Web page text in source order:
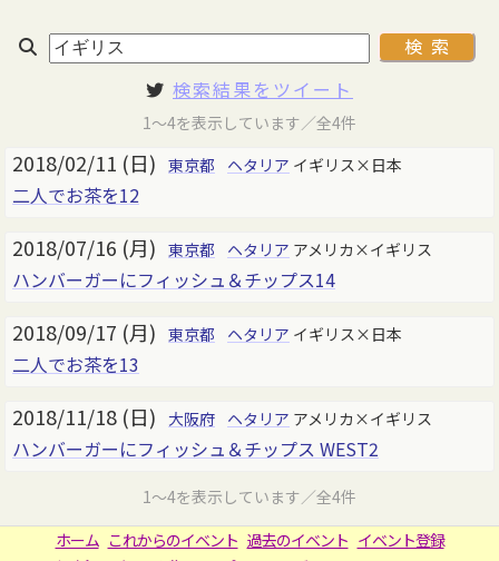
検索結果をツイート
1～4を表示しています／全4件
2018/02/11 (日) 東京都 ヘタリア イギリス×日本
二人でお茶を12
2018/07/16 (月) 東京都 ヘタリア アメリカ×イギリス
ハンバーガーにフィッシュ＆チップス14
2018/09/17 (月) 東京都 ヘタリア イギリス×日本
二人でお茶を13
2018/11/18 (日) 大阪府 ヘタリア アメリカ×イギリス
ハンバーガーにフィッシュ＆チップス WEST2
1～4を表示しています／全4件
ホーム これからのイベント 過去のイベント イベント登録